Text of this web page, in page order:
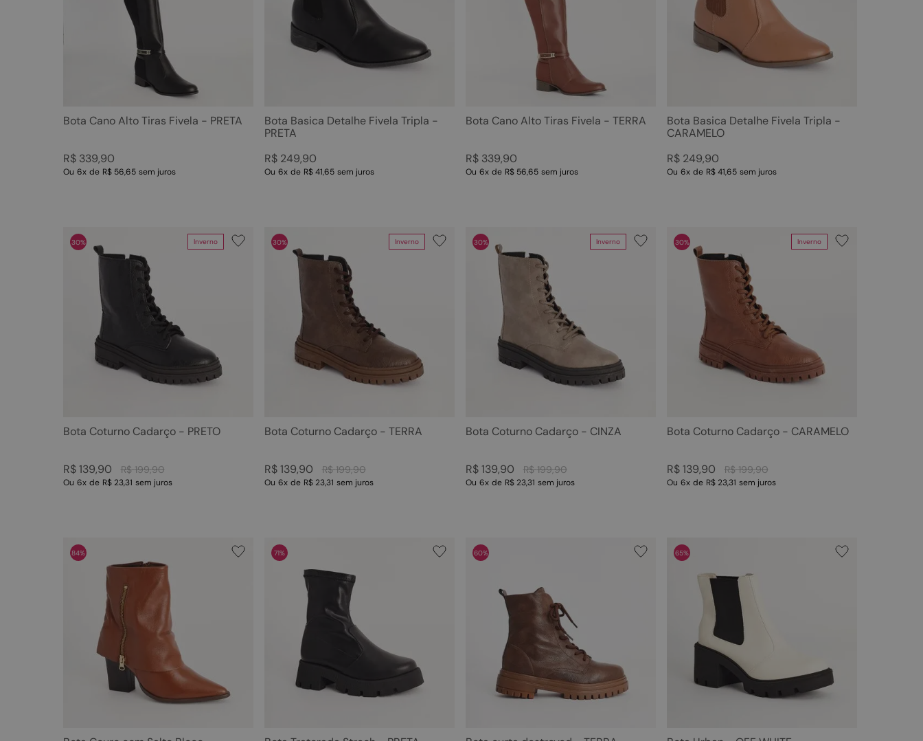
Bota Cano Alto Tiras Fivela - PRETA
R$ 339,90
Ou 6x de R$ 56,65 sem juros
Bota Basica Detalhe Fivela Tripla -
PRETA
R$ 249,90
Ou 6x de R$ 41,65 sem juros
Bota Cano Alto Tiras Fivela - TERRA
R$ 339,90
Ou 6x de R$ 56,65 sem juros
Bota Basica Detalhe Fivela Tripla -
CARAMELO
R$ 249,90
Ou 6x de R$ 41,65 sem juros
Inverno
30%
Bota Coturno Cadarço - PRETO
R$ 199,90
R$139,90
Ou 6x de R$ 23,31 sem juros
Inverno
30%
Bota Coturno Cadarço - TERRA
R$ 199,90
R$139,90
Ou 6x de R$ 23,31 sem juros
Inverno
30%
Bota Coturno Cadarço - CINZA
R$ 199,90
R$139,90
Ou 6x de R$ 23,31 sem juros
Inverno
30%
Bota Coturno Cadarço - CARAMELO
R$ 199,90
R$139,90
Ou 6x de R$ 23,31 sem juros
84% 71% 60% 65%